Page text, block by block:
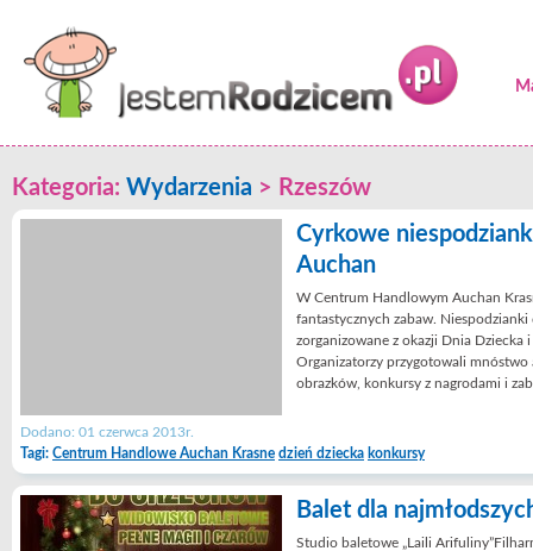
Kategoria: Wydarzenia > Rzeszów
Cyrkowe
Auchan
W Centrum Handlowym Auchan
fantastycznych zabaw. Niespodzianki
zorganizowane z okazji Dnia Dziecka
Organizatorzy przygotowali
obrazków, konkursy z nagrodami i
Dodano: 01 czerwca 2013r.
Tagi: Centrum Handlowe Auchan Krasne dzień dziecka konkursy
Balet dla
Studio baletowe „Laili